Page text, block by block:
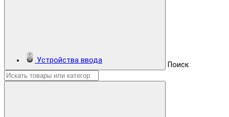
Поиск
Устройства ввода